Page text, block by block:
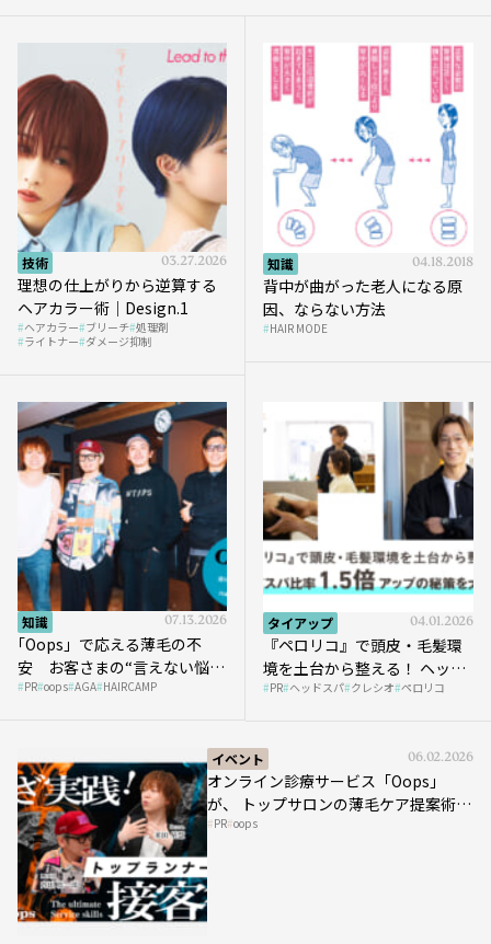
技術 03.27.2026
理想の仕上がりから逆算する
ヘアカラー術｜Design.1
ヘアカラー ブリーチ 処理剤
ライトナー ダメージ抑制
知識 04.18.2018
背中が曲がった老人になる原
因、ならない方法
HAIR MODE
知識 07.13.2026
｢Oops」で応える薄毛の不
安 お客さまの“言えない悩
み”にどう向き合う？ ＃01
PR oops AGA HAIRCAMP
タイアップ 04.01.2026
『ペロリコ』で頭皮・毛髪環
境を土台から整える！ ヘッド
スパ比率1.5倍アップの秘策を
PR ヘッドスパ クレシオ ペロリコ
イベント 06.02.2026
オンライン診療サービス「Oops」
が、 トップサロンの薄毛ケア提案術を
HAIRCAMPで公開！
PR oops